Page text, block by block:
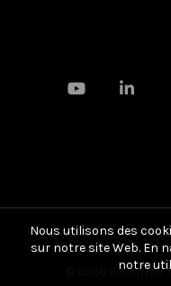
Comptoir
Nous utilisons des
sur notre site Web. En
notre